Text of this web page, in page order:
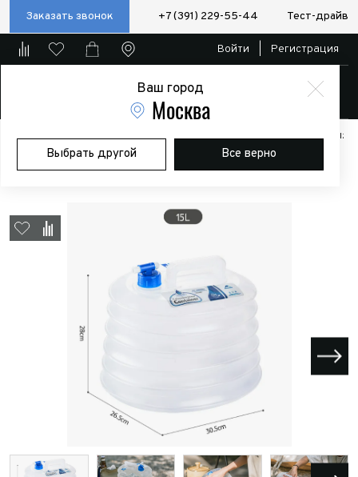
Заказать звонок +7 (391) 229-55-44 Тест-драйв
Ваш город
Москва
Выбрать другой Все верно
Войти Регистрация
Главная Магазин Дополнительное оборудование
Аксессуары:
Полезные мелочи
Канистра Naturehike складная 15 л.